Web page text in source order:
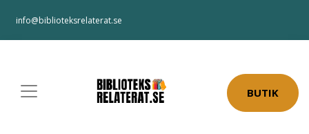
info@biblioteksrelaterat.se
BUTIK